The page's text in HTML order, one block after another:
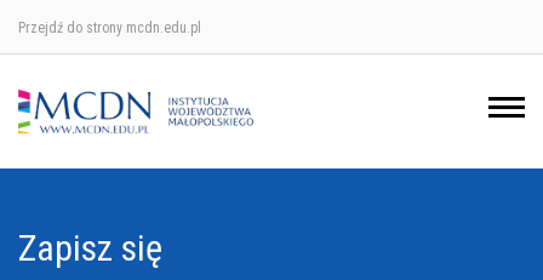
Przejdź do strony mcdn.edu.pl
Zapisz się
Ośrodek w Krakowie
Ośrodek w Nowym Sączu
Ośrodek w Tarnowie